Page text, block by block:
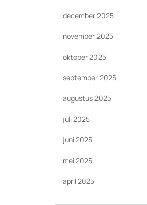
december 2025
november 2025
oktober 2025
september 2025
augustus 2025
juli 2025
juni 2025
mei 2025
april 2025